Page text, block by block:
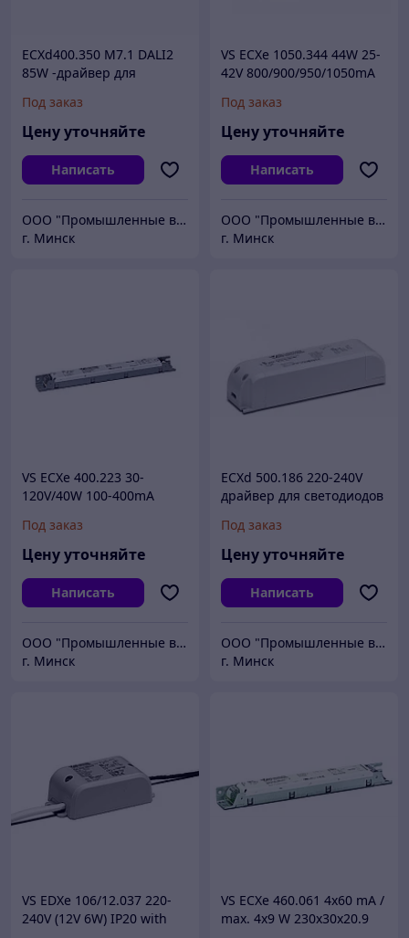
ECXd400.350 M7.1 DALI2
85W -драйвер для
Под заказ
Цену уточняйте
Написать
ООО "Промышленные вентиляторы и компоненты"
г. Минск
VS ECXe 1050.344 44W 25-
42V 800/900/950/1050mA
светодиодов серии K25
Под заказ
Цену уточняйте
Написать
ООО "Промышленные вентиляторы и компоненты"
г. Минск
VS ECXe 400.223 30-
120V/40W 100-400mA
для светодиодов
Под заказ
Цену уточняйте
Написать
ООО "Промышленные вентиляторы и компоненты"
г. Минск
ECXd 500.186 220-240V
драйвер для светодиодов
Под заказ
Цену уточняйте
Написать
ООО "Промышленные вентиляторы и компоненты"
г. Минск
VS EDXe 106/12.037 220-
240V (12V 6W) IP20 with
VS ECXe 460.061 4x60 mA /
max. 4x9 W 230x30x20.9